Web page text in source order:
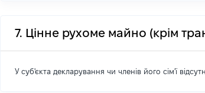
7. Цінне рухоме майно (крім
У суб'єкта декларування чи членів його сім'ї